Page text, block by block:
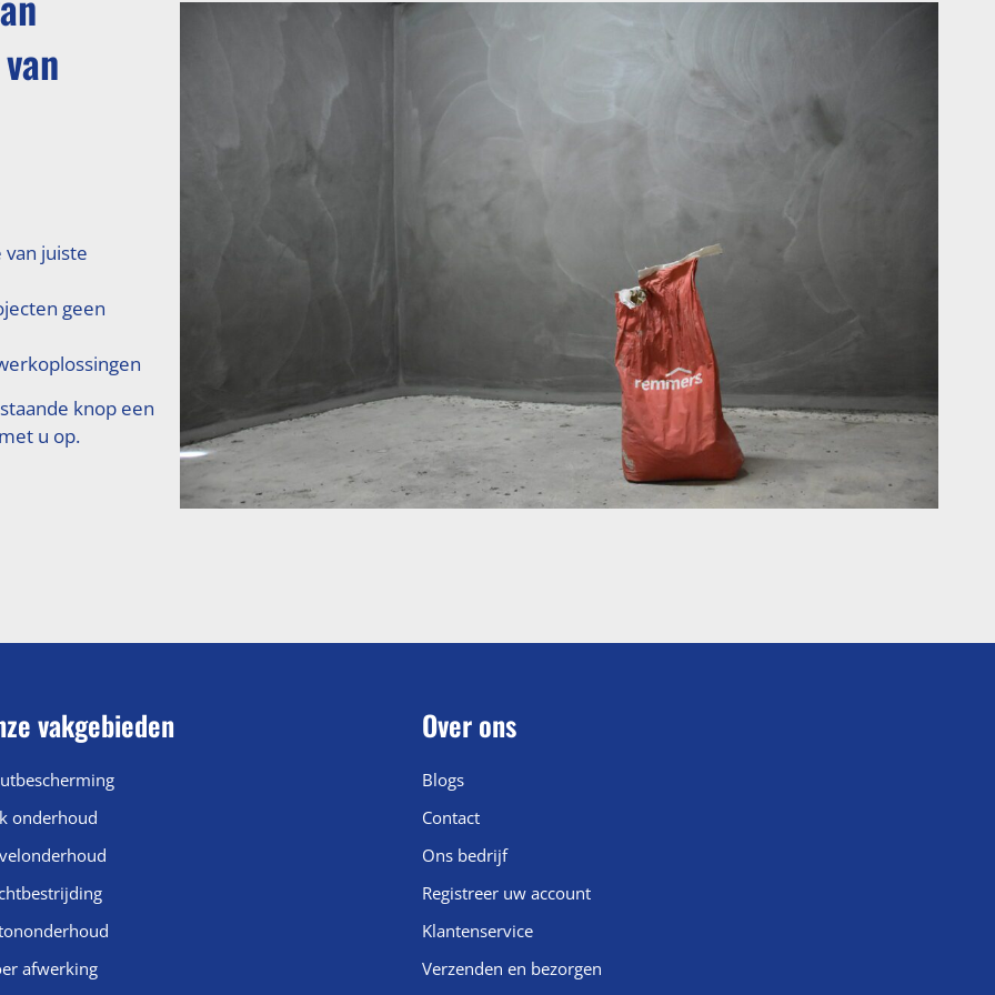
juiste
geen
knop een
u op.
vakgebieden
onderhoud
afwerking
Over ons
Blogs
Contact
Ons bedrijf
Registreer uw account
Klantenservice
Verzenden en bezorgen